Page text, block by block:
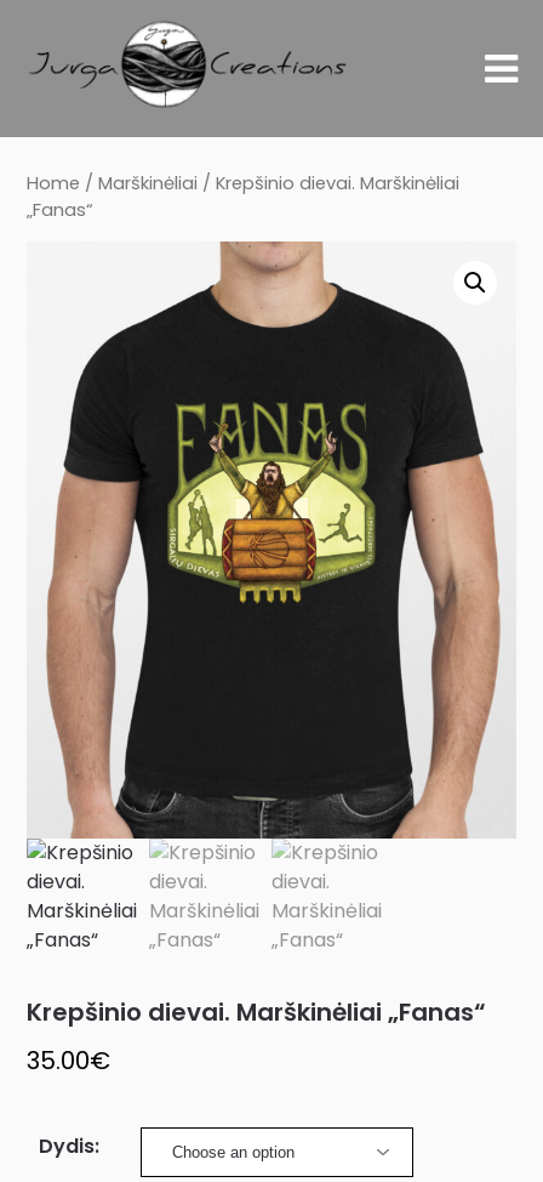
Home /Marškinėliai / Krepšinio dievai. Marškinėliai
„Fanas“
Krepšinio dievai. Marškinėliai „Fanas“
35.00€
Dydis: